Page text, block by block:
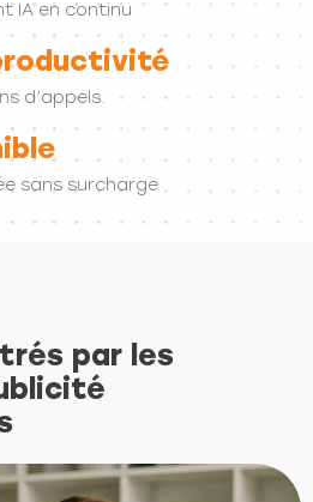
IA en continu
d’appels.
sans surcharge
par les